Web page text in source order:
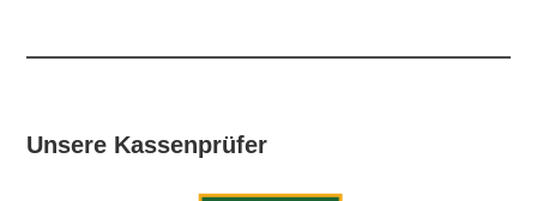
Unsere Kassenprüfer